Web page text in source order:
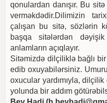
qonulardan danışır. Bu
verməkdədir.Dilimizin
çalışan bu sitə, sözlərin
başqa sitələrdən
anlamların açıqlayır.
Sitəmizdə dilçiliklə bağlı
edib oxuyabilərsiniz.
oxucular yardımıyla,
yolunda bir addım